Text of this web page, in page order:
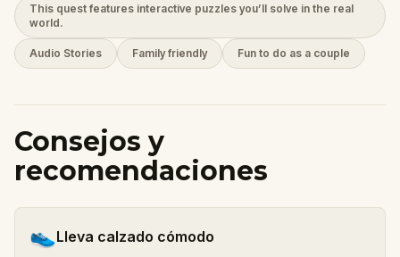
This quest features interactive puzzles you’ll solve in the real
world.
Audio Stories Family friendly Fun to do as a couple
Consejos y
recomendaciones
👟Lleva calzado cómodo